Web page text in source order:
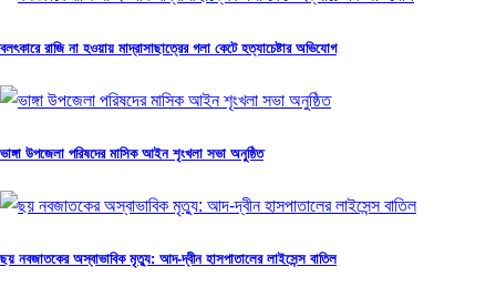
বলৎকারে রাজি না হওয়ায় মাদ্রাসাছাত্রের গলা কেটে হত্যাচেষ্টার অভিযোগ
ভাঙ্গা উপজেলা পরিষদের মাসিক আইন শৃংখলা সভা অনুষ্ঠিত
ছয় নবজাতকের অস্বাভাবিক মৃত্যু: আদ-দ্বীন হাসপাতালের লাইসেন্স বাতিল